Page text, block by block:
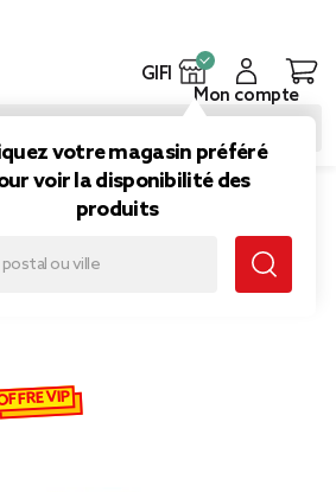
GIFI
votre magasin préféré
voir la disponibilité des
produits
Mon compte
suprise set
être
de 2,50 € à 1,25 €
VIP